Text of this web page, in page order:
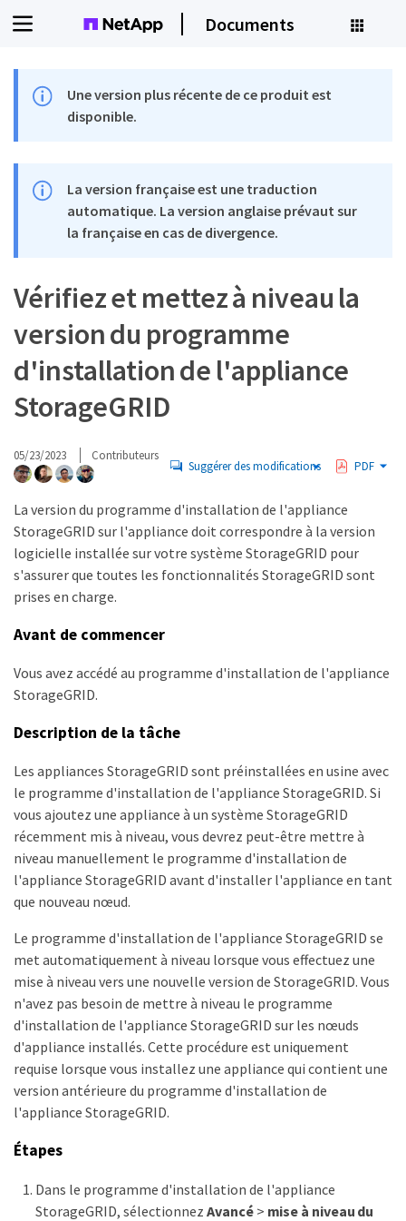
Documents
Une version plus récente de ce produit est
disponible.
La version française est une traduction
automatique. La version anglaise prévaut sur
la française en cas de divergence.
Vérifiez et mettez à niveau la
version du programme
d'installation de l'appliance
StorageGRID
05/23/2023 Contributeurs
Suggérer des modifications PDF
La version du programme d'installation de l'appliance
StorageGRID sur l'appliance doit correspondre à la version
logicielle installée sur votre système StorageGRID pour
s'assurer que toutes les fonctionnalités StorageGRID sont
prises en charge.
Avant de commencer
Vous avez accédé au programme d'installation de l'appliance
StorageGRID.
Description de la tâche
Les appliances StorageGRID sont préinstallées en usine avec
le programme d'installation de l'appliance StorageGRID. Si
vous ajoutez une appliance à un système StorageGRID
récemment mis à niveau, vous devrez peut-être mettre à
niveau manuellement le programme d'installation de
l'appliance StorageGRID avant d'installer l'appliance en tant
que nouveau nœud.
Le programme d'installation de l'appliance StorageGRID se
met automatiquement à niveau lorsque vous effectuez une
mise à niveau vers une nouvelle version de StorageGRID. Vous
n'avez pas besoin de mettre à niveau le programme
d'installation de l'appliance StorageGRID sur les nœuds
d'appliance installés. Cette procédure est uniquement
requise lorsque vous installez une appliance qui contient une
version antérieure du programme d'installation de
l'appliance StorageGRID.
Étapes
Dans le programme d'installation de l'appliance
StorageGRID, sélectionnez Avancé> mise à niveau du